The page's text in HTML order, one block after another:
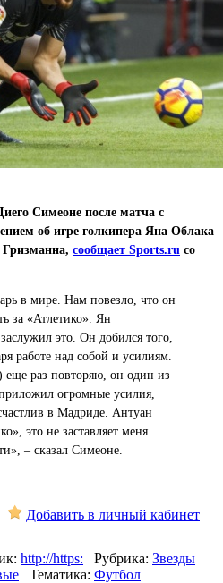
Симеоне после матча с
об игре голкипера Яна Облака
сообщает Sports.ru со
в мире. Нам повезло, что он
за «Атлетико». Ян
это. Он добился того,
работе над собой и усилиям.
еще раз повторяю, он один из
огромные усилия,
в Мадриде. Антуан
это не заставляет меня
– сказал Симеоне.
Добавить в личный кабинет
http://https: Рубрика: Звезды
Тематика: Футбол